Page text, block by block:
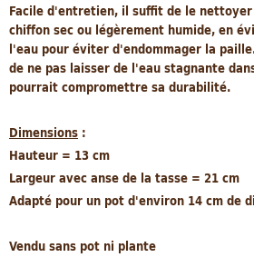
Facile d'entretien, il suffit de le
chiffon sec ou légèrement humide, en
l'eau pour éviter d'endommager la
de ne pas laisser de l'eau stagnante
pourrait compromettre sa durabilité.
Dimensions :
Hauteur = 13 cm
Largeur avec anse de la tasse = 21 cm
Adapté pour un pot d'environ 14 cm de
Vendu sans pot ni plante